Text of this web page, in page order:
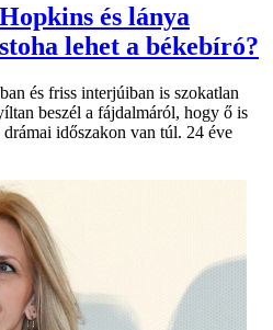
és lánya
lehet a békebíró?
és friss interjúiban is szokatlan
beszél a fájdalmáról, hogy ő is
időszakon van túl. 24 éve